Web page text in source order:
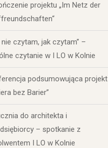
projektu „Im Netz der
nie czytam, jak czytam” –
czytanie w I LO w Kolnie
podsumowująca projekt
bez Barier”
do architekta i
– spotkanie z
I LO w Kolnie